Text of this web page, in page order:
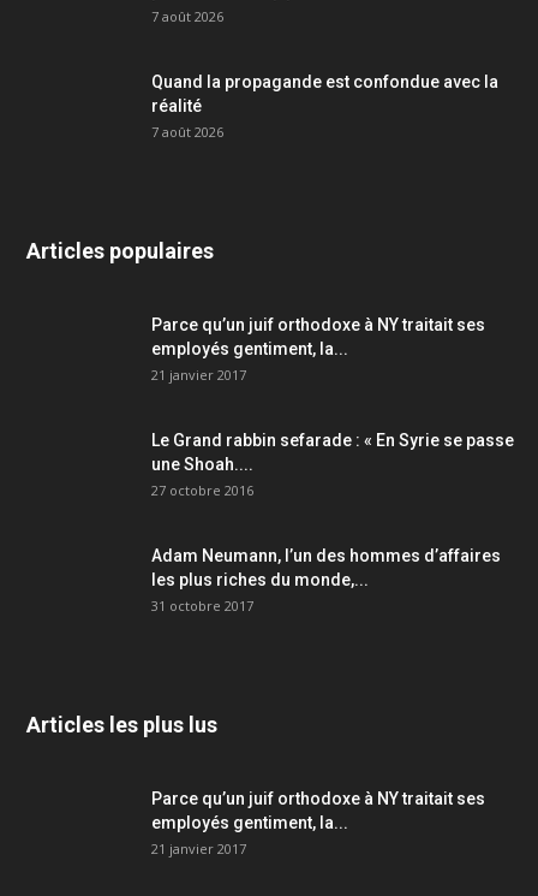
7 août 2026
Quand la propagande est confondue avec la
réalité
7 août 2026
Articles populaires
Parce qu’un juif orthodoxe à NY traitait ses
employés gentiment, la...
21 janvier 2017
Le Grand rabbin sefarade : « En Syrie se passe
une Shoah....
27 octobre 2016
Adam Neumann, l’un des hommes d’affaires
les plus riches du monde,...
31 octobre 2017
Articles les plus lus
Parce qu’un juif orthodoxe à NY traitait ses
employés gentiment, la...
21 janvier 2017